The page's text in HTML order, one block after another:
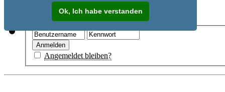
Ok, Ich habe verstanden
Registrieren
Angemeldet bleiben?